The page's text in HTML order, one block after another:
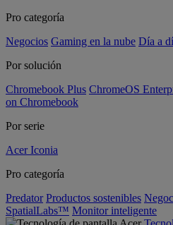
Pro categoría
Negocios Gaming en la nube Día a
Por solución
Chromebook Plus ChromeOS
on Chromebook
Por serie
Acer Iconia
Pro categoría
Predator Productos sostenibles
SpatialLabs™ Monitor inteligente